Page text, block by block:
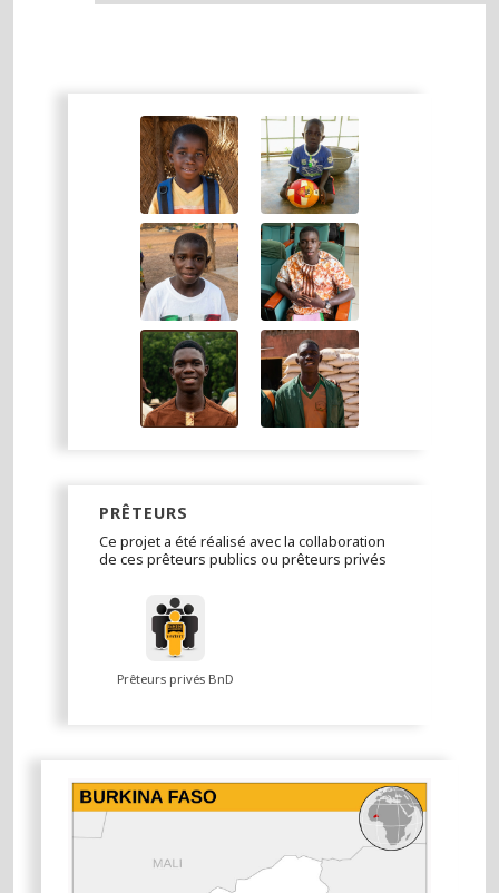
PRÊTEURS
Ce projet a été réalisé avec la collaboration
de ces prêteurs publics ou prêteurs privés
Prêteurs privés BnD